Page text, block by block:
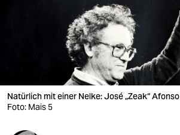
verlag
veranstaltungen
Natürlich mit einer Nelke: José „Zeak“ Afonso
Foto: Mais 5